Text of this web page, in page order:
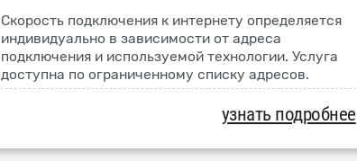
Скорость подключения к интернету определяется
индивидуально в зависимости от адреса
подключения и используемой технологии. Услуга
доступна по ограниченному списку адресов.
узнать подробнее